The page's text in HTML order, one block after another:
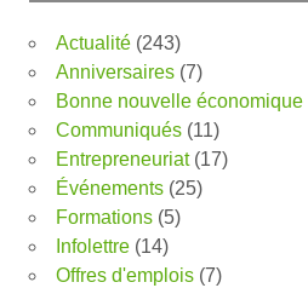
Actualité (243)
Anniversaires (7)
Bonne nouvelle économique
Communiqués (11)
Entrepreneuriat(17)
Événements (25)
Formations (5)
Infolettre (14)
Offres d'emplois (7)